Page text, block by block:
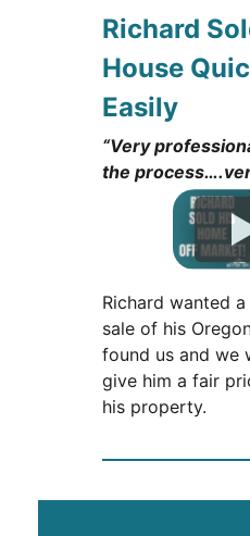
Richard
House
Easily
“Very
the
Richard wanted
sale of his
found us and we
give him a fair
his property.